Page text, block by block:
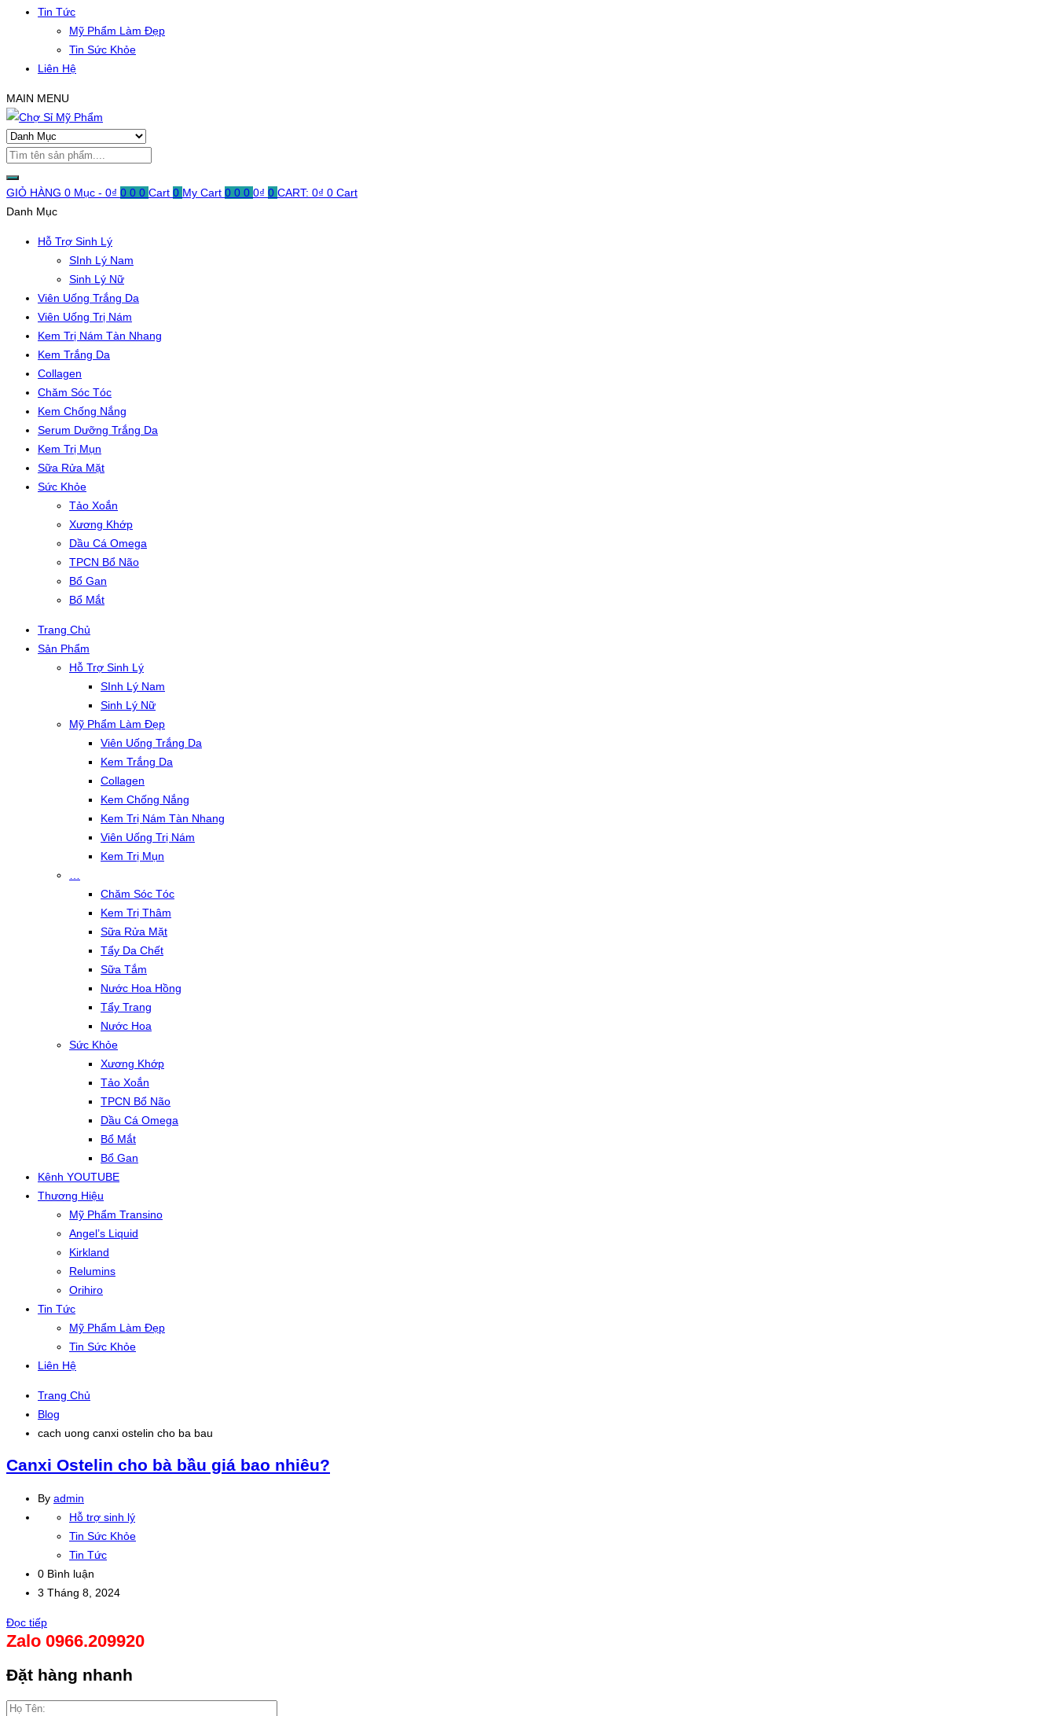
Tin Tức
Mỹ Phẩm Làm Đẹp
Tin Sức Khỏe
Liên Hệ
MAIN MENU
GIỎ HÀNG 0 Mục - 0₫ 0 0 0 Cart 0 My Cart 0 0 0 0₫ 0 CART: 0₫ 0 Cart
Danh Mục
Hỗ Trợ Sinh Lý
SInh Lý Nam
Sinh Lý Nữ
Viên Uống Trắng Da
Viên Uống Trị Nám
Kem Trị Nám Tàn Nhang
Kem Trắng Da
Collagen
Chăm Sóc Tóc
Kem Chống Nắng
Serum Dưỡng Trắng Da
Kem Trị Mụn
Sữa Rửa Mặt
Sức Khỏe
Tảo Xoắn
Xương Khớp
Dầu Cá Omega
TPCN Bổ Não
Bổ Gan
Bổ Mắt
Trang Chủ
Sản Phẩm
Hỗ Trợ Sinh Lý
SInh Lý Nam
Sinh Lý Nữ
Mỹ Phẩm Làm Đẹp
Viên Uống Trắng Da
Kem Trắng Da
Collagen
Kem Chống Nắng
Kem Trị Nám Tàn Nhang
Viên Uống Trị Nám
Kem Trị Mụn
Chăm Sóc Tóc
Kem Trị Thâm
Sữa Rửa Mặt
Tẩy Da Chết
Sữa Tắm
Nước Hoa Hồng
Tẩy Trang
Nước Hoa
Sức Khỏe
Xương Khớp
Tảo Xoắn
TPCN Bổ Não
Dầu Cá Omega
Bổ Mắt
Bổ Gan
Kênh YOUTUBE
Thương Hiệu
Mỹ Phẩm Transino
Angel’s Liquid
Kirkland
Relumins
Orihiro
Tin Tức
Mỹ Phẩm Làm Đẹp
Tin Sức Khỏe
Liên Hệ
Trang Chủ
Blog
cach uong canxi ostelin cho ba bau
Canxi Ostelin cho bà bầu giá bao nhiêu?
By admin
Hỗ trợ sinh lý
Tin Sức Khỏe
Tin Tức
0 Bình luận
3 Tháng 8, 2024
Đọc tiếp
Zalo 0966.209920
Đặt hàng nhanh